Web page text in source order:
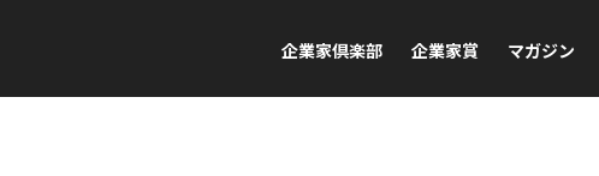
企業家倶楽部 企業家賞 マガジン